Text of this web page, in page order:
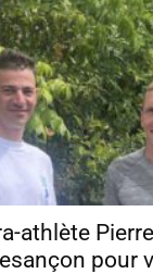
athlète
pour